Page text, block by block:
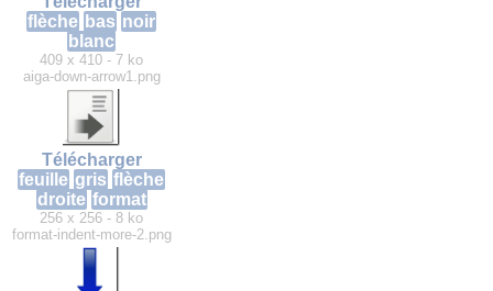
flèche bas noir
blanc
409 x 410 - 7 ko
aiga-down-arrow1.png
Télécharger
feuille gris flèche
droite format
256 x 256 - 8 ko
format-indent-more-2.png